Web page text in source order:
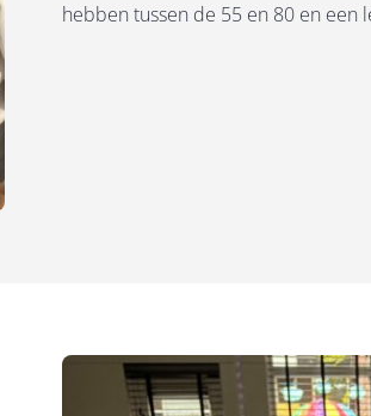
hebben tussen de 55 en 80 en een